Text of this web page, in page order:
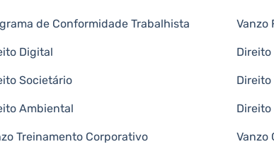
de Conformidade Trabalhista Vanzo
Digital
Societário
Ambiental
Treinamento Corporativo Vanzo